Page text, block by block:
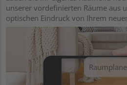
unserer vordefinierten Räume aus
optischen Eindruck von Ihrem